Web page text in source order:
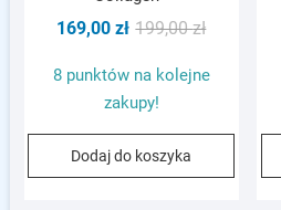
199,00złPierwotna
wynosiła:
169,00zł
Aktualna
wynosi:
8 punktów na kolejne
zakupy!
Dodaj do koszyka